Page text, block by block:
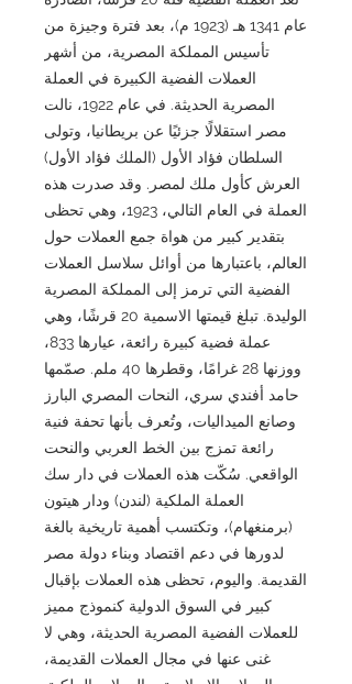
عام 1341 هـ (1923 م)، بعد فترة وجيزة من
تأسيس المملكة المصرية، من أشهر
العملات الفضية الكبيرة في العملة
المصرية الحديثة. في عام 1922، نالت
مصر استقلالًا جزئيًا عن بريطانيا، وتولى
السلطان فؤاد الأول (الملك فؤاد الأول)
العرش كأول ملك لمصر. وقد صدرت هذه
العملة في العام التالي، 1923، وهي تحظى
بتقدير كبير من هواة جمع العملات حول
العالم، باعتبارها من أوائل سلاسل العملات
الفضية التي ترمز إلى المملكة المصرية
الوليدة. تبلغ قيمتها الاسمية 20 قرشًا، وهي
عملة فضية كبيرة رائعة، عيارها 833،
ووزنها 28 غرامًا، وقطرها 40 ملم. صمّمها
حامد أفندي سري، النحات المصري البارز
وصانع الميداليات، وتُعرف بأنها تحفة فنية
رائعة تمزج بين الخط العربي والنحت
الواقعي. سُكّت هذه العملات في دار سك
العملة الملكية (لندن) ودار هيتون
(برمنغهام)، وتكتسب أهمية تاريخية بالغة
لدورها في دعم اقتصاد وبناء دولة مصر
القديمة. واليوم، تحظى هذه العملات بإقبال
كبير في السوق الدولية كنموذج مميز
للعملات الفضية المصرية الحديثة، وهي لا
غنى عنها في مجال العملات القديمة،